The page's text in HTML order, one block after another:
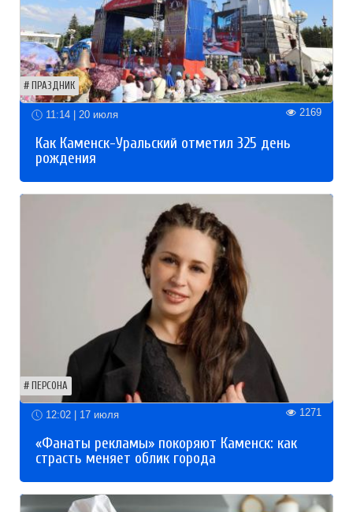
ПРАЗДНИК
11:14 | 20 июля 2169
Как Каменск-Уральский отметил 325 день
рождения
ПЕРСОНА
12:02 | 17 июля 1271
«Фанаты рекламы» покоряют Каменск: как
страсть меняет облик города